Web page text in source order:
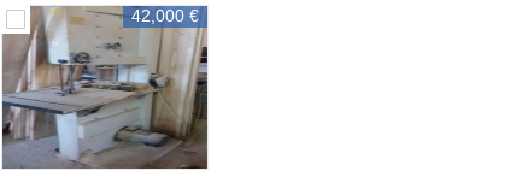
42,000 €